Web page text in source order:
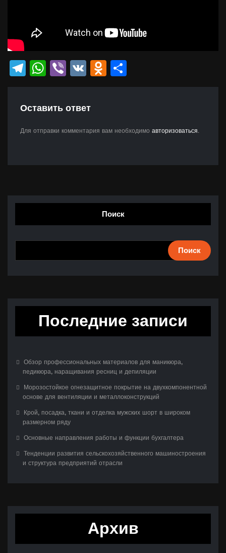
Telegram
WhatsApp
Viber
VK Odnoklassniki
Оставить ответ
Для отправки комментария вам необходимо авторизоваться.
Поиск
Поиск
Последние записи
Обзор профессиональных материалов для маникюра,
педикюра, наращивания ресниц и депиляции
Морозостойкое огнезащитное покрытие на двухкомпонентной
основе для вентиляции и металлоконструкций
Крой, посадка, ткани и отделка мужских шорт в широком
размерном ряду
Основные направления работы и функции бухгалтера
Тенденции развития сельскохозяйственного машиностроения
и структура предприятий отрасли
Архив